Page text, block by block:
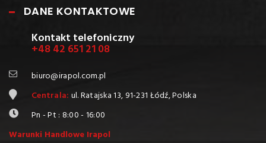
DANE KONTAKTOWE
Kontakt telefoniczny
+48 42 651 21 08
biuro@irapol.com.pl
Centrala: ul. Ratajska 13, 91-231 Łódź, Polska
Pn - Pt : 8:00 - 16:00
Warunki Handlowe Irapol